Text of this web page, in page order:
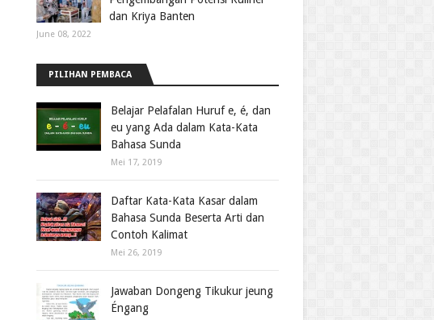
dan Kriya Banten
June 08, 2022
PILIHAN PEMBACA
Belajar Pelafalan Huruf e, é, dan
eu yang Ada dalam Kata-Kata
Bahasa Sunda
Mei 17, 2019
Daftar Kata-Kata Kasar dalam
Bahasa Sunda Beserta Arti dan
Contoh Kalimat
Mei 26, 2019
Jawaban Dongeng Tikukur jeung
Éngang